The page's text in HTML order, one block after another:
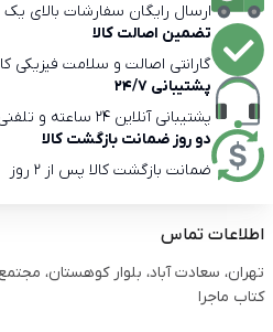
ارسال رایگان سفارشات بالای
تضمین اصالت کالا
گارانتی اصالت و سلامت فیزیکی
پشتیبانی 24/7
پشتیبانی آنلاین 24 ساعته و تلفنی ساعات اداری
دو روز ضمانت بازگشت کالا
ضمانت بازگشت کالا پس از 2 روز
اطلاعات تماس
کتاب ماجرا